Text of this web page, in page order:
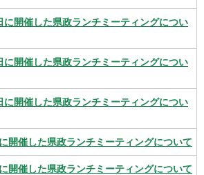
開催した県政ランチミーティングについ
開催した県政ランチミーティングについ
開催した県政ランチミーティングについ
開催した県政ランチミーティングについて
開催した県政ランチミーティングについて